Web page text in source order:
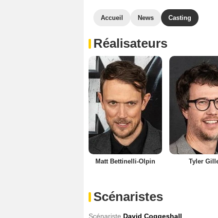
Accueil News Casting
Réalisateurs
Matt Bettinelli-Olpin Tyler
Scénaristes
Scénariste David Coggeshall